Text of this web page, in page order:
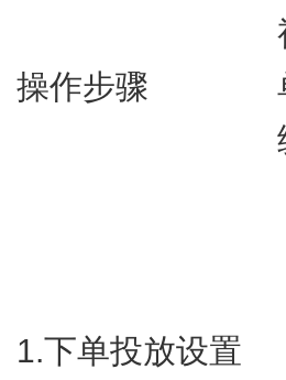
操作步骤
1.​下单投放设置